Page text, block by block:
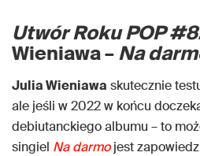
Utwór Roku POP
Wieniawa –Na
Julia Wieniawa skutecznie
ale jeśli w 2022 w końcu
debiutanckiego albumu – to
singiel Na darmo jest